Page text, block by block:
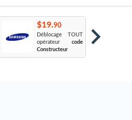
$19.90
Déblocage TOUT
opérateur code
Constructeur